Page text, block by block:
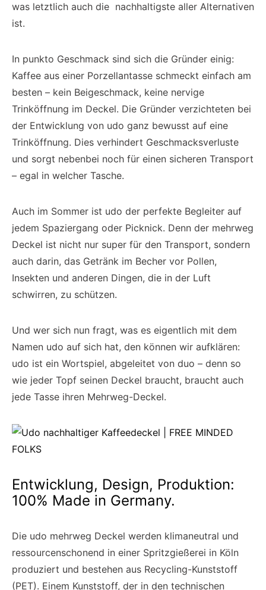
was letztlich auch die nachhaltigste aller Alternativen
ist.
In punkto Geschmack sind sich die Gründer einig:
Kaffee aus einer Porzellantasse schmeckt einfach am
besten – kein Beigeschmack, keine nervige
Trinköffnung im Deckel. Die Gründer verzichteten bei
der Entwicklung von udo ganz bewusst auf eine
Trinköffnung. Dies verhindert Geschmacksverluste
und sorgt nebenbei noch für einen sicheren Transport
– egal in welcher Tasche.
Auch im Sommer ist udo der perfekte Begleiter auf
jedem Spaziergang oder Picknick. Denn der mehrweg
Deckel ist nicht nur super für den Transport, sondern
auch darin, das Getränk im Becher vor Pollen,
Insekten und anderen Dingen, die in der Luft
schwirren, zu schützen.
Und wer sich nun fragt, was es eigentlich mit dem
Namen udo auf sich hat, den können wir aufklären:
udo ist ein Wortspiel, abgeleitet von duo – denn so
wie jeder Topf seinen Deckel braucht, braucht auch
jede Tasse ihren Mehrweg-Deckel.
Entwicklung, Design, Produktion:
100% Made in Germany.
Die udo mehrweg Deckel werden klimaneutral und
ressourcenschonend in einer Spritzgießerei in Köln
produziert und bestehen aus Recycling-Kunststoff
(PET). Einem Kunststoff, der in den technischen